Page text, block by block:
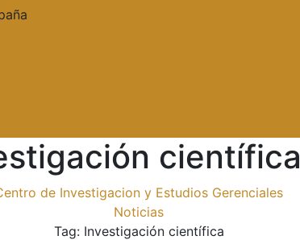
científica
de Investigacion y Estudios Gerenciales
Noticias
Tag: Investigación científica